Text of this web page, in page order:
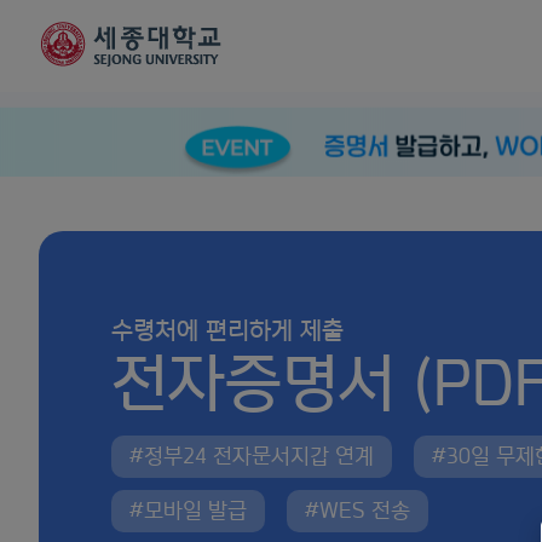
수령처에 편리하게 제출
전자증명서
#정부24 전자문서지갑 연계 #30일 무제
#모바일 발급 #WES 전송